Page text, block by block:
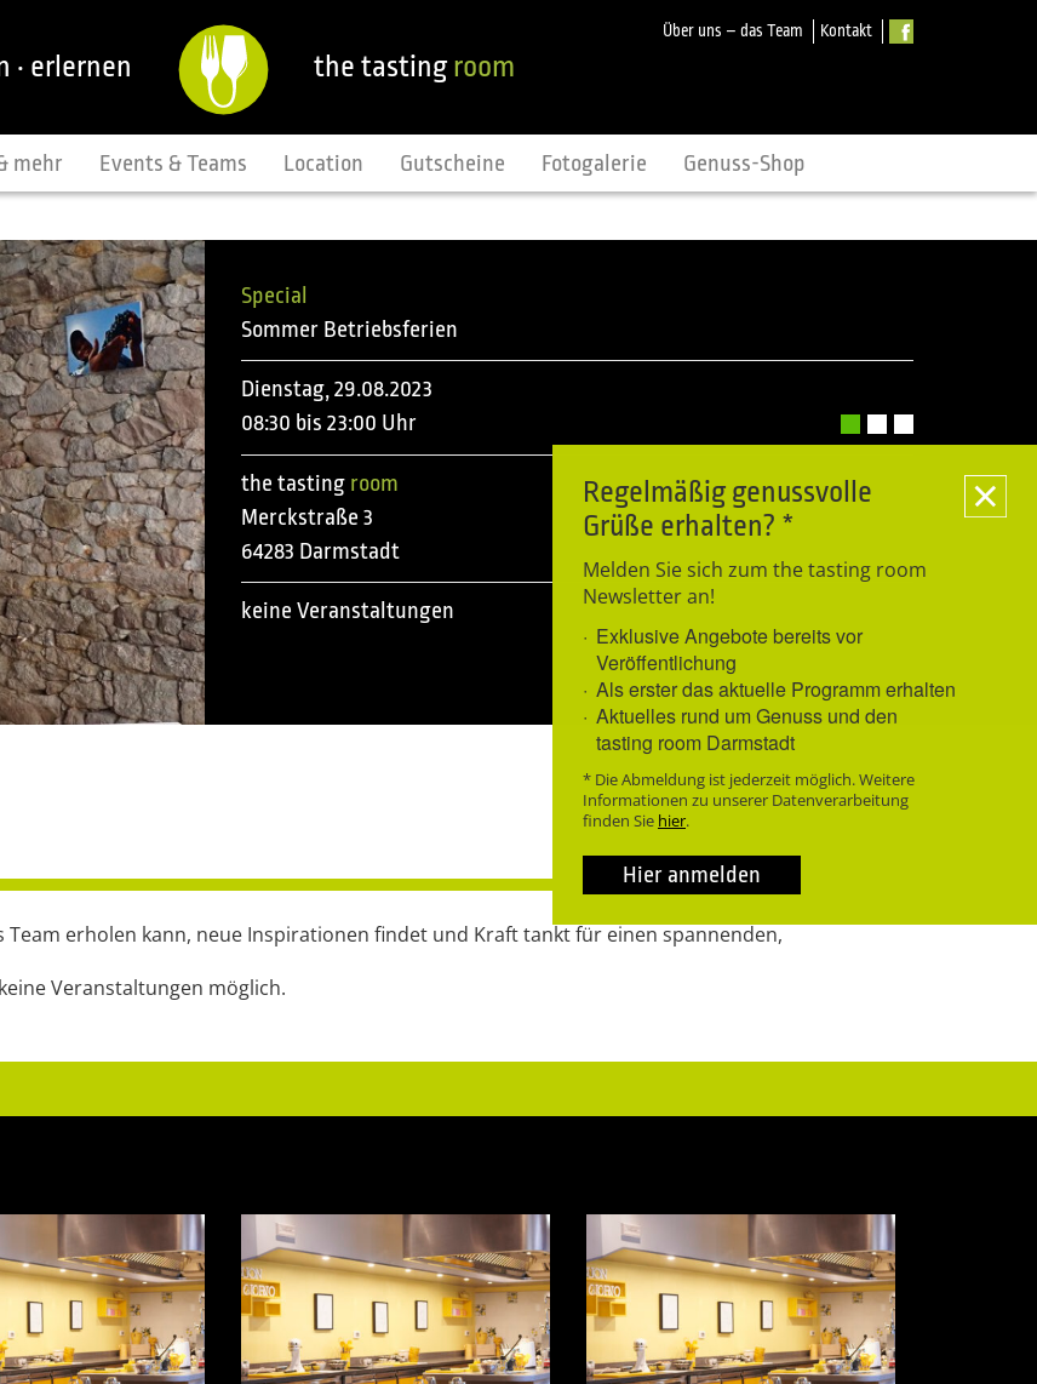
Über uns – das Team Kontakt
· erlernen the tastingroom
mehr Events & Teams Location Gutscheine Fotogalerie Genuss-Shop
Special
Sommer Betriebsferien
Dienstag, 29.08.2023
08:30 bis 23:00 Uhr
the tasting room
Merckstraße 3
64283 Darmstadt
keine Veranstaltungen
erholen kann, neue Inspirationen findet und Kraft tankt für einen spannenden,
Veranstaltungen möglich.
Regelmäßig genussvolle
Grüße erhalten? *
Melden Sie sich zum the tasting room
Newsletter an!
Exklusive Angebote bereits vor
Veröffentlichung
Als erster das aktuelle Programm erhalten
Aktuelles rund um Genuss und den
tasting room Darmstadt
* Die Abmeldung ist jederzeit möglich. Weitere
Informationen zu unserer Datenverarbeitung
finden Sie hier.
Hier anmelden